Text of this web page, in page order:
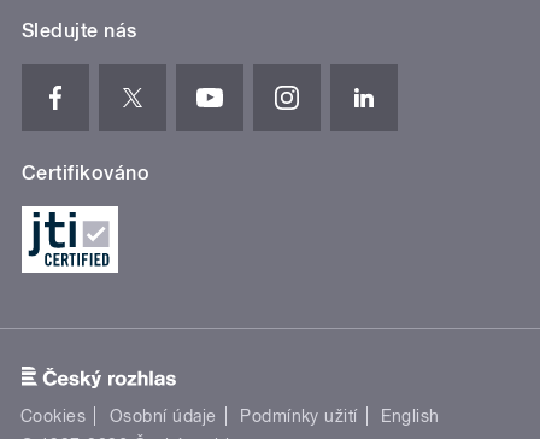
Sledujte nás
Certifikováno
Cookies Osobní údaje Podmínky užití
English